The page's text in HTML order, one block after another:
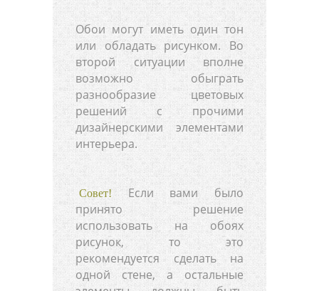
Обои могут иметь один тон
или обладать рисунком. Во
второй ситуации вполне
возможно обыграть
разнообразие цветовых
решений с прочими
дизайнерскими элементами
интерьера.
Совет! Если вами было
принято решение
использовать на обоях
рисунок, то это
рекомендуется сделать на
одной стене, а остальные